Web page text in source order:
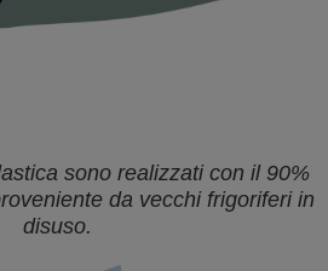
sono realizzati con il 90%
da vecchi frigoriferi in
disuso.